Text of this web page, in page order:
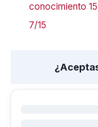
conocimiento
7/15